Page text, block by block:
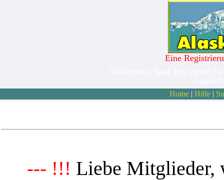
Eine
Home| Hilfe|
--- !!! Liebe Mitglieder,